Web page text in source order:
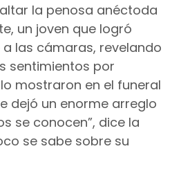
la penosa anéctoda
un joven que logró
las cámaras, revelando
sentimientos por
mostraron en el funeral
dejó un enorme arreglo
se conocen”, dice la
se sabe sobre su